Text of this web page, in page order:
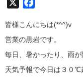
皆様こんにちは(*^^)v
営業の黒岩です。
毎日、暑かったり、雨
天気予報で今日は３０℃